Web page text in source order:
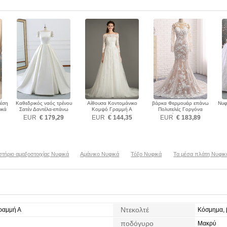
Καθεδρικός ναός τρένου
Σατέν Δαντέλα-επάνω
Νυφικά
EUR € 179,29
Αίθουσα Κοντομάνικο
Κομψό Γραμμή Α
Διακοσμητικά Επιράμματα
Νυφικά
EUR € 144,35
βάρκα Φερμουάρ επάνω
Πολυτελές Γοργόνα
Χειμώνας Νυφικά
EUR € 183,89
αμαξοστοιχίας Νυφικά Αμάνικο Νυφικά Τόξο Νυφικά Τα μέσα πλάτη
Α Ντεκολτέ Κόσμημα,
ποδόγυρο Μακρύ